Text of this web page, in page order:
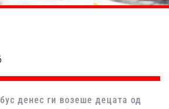
денес ги возеше децата од